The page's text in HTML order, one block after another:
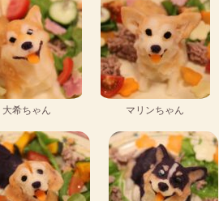
大希ちゃん マリンちゃん